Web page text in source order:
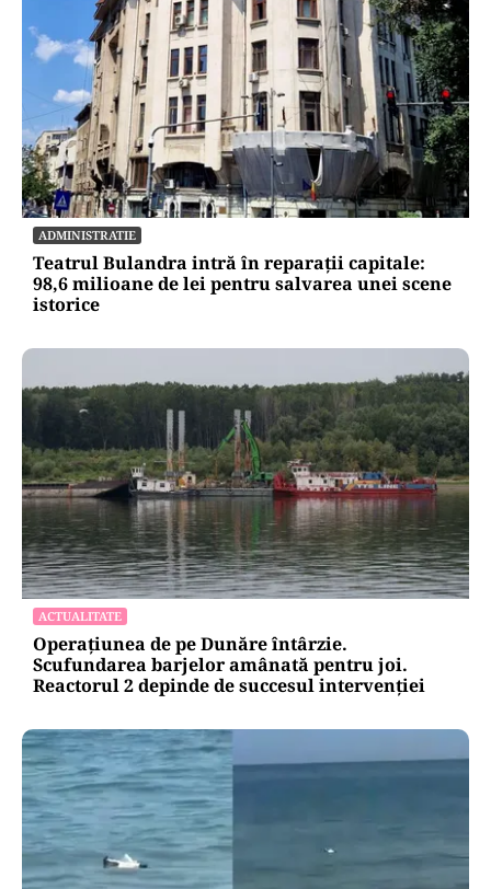
ADMINISTRATIE
Teatrul Bulandra intră în reparații capitale:
98,6 milioane de lei pentru salvarea unei scene
istorice
ACTUALITATE
Operațiunea de pe Dunăre întârzie.
Scufundarea barjelor amânată pentru joi.
Reactorul 2 depinde de succesul intervenției